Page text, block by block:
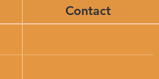
Contact